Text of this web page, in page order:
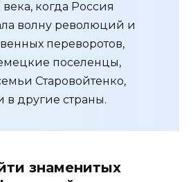
века, когда Россия
волну революций и
переворотов,
поселенцы,
Старовойтенко,
в другие страны.
знаменитых